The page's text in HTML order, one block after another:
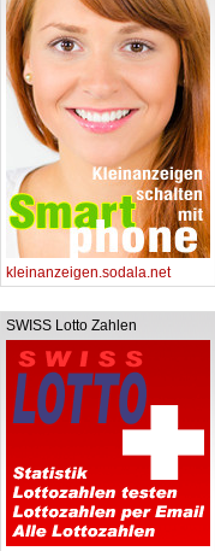
kleinanzeigen.sodala.net
SWISS Lotto Zahlen